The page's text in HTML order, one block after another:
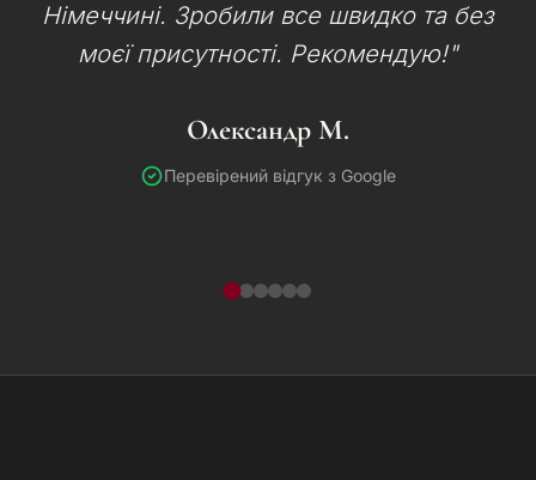
Німеччині. Зробили все швидко та без
моєї присутності. Рекомендую!"
Олександр М.
Перевірений відгук з Google